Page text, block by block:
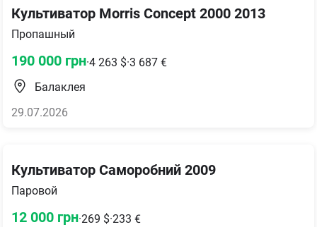
Культиватор Morris Concept 2000 2013
Пропашный
190 000 грн·4 263 $·3 687 €
Балаклея
29.07.2026
Культиватор Саморобний 2009
Паровой
12 000 грн·269 $·233 €